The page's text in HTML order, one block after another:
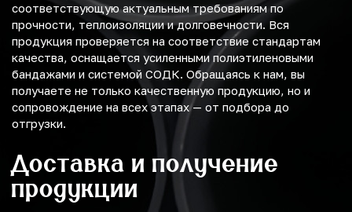
соответствующую актуальным требованиям по
прочности, теплоизоляции и долговечности. Вся
продукция проверяется на соответствие стандартам
качества, оснащается усиленными полиэтиленовыми
бандажами и системой СОДК. Обращаясь к нам, вы
получаете не только качественную продукцию, но и
сопровождение на всех этапах — от подбора до
отгрузки.
Доставка и получение
продукции